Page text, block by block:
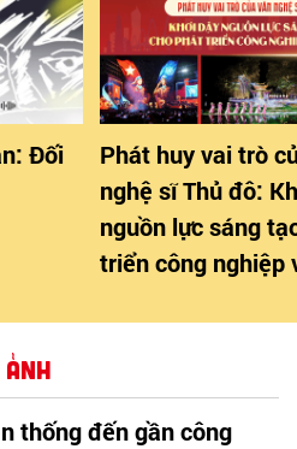
Đối
Phát huy vai trò
nghệ sĩ Thủ đô:
nguồn lực sáng
triển công nghiệp
thống đến gần công